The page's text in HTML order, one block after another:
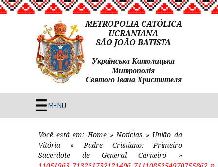
METROPOLIA CATÓLICA
UCRANIANA
SÃO JOÃO BATISTA
Українська Католицька
Митрополія
Святого Івана Христителя
MENU
Você está em: Home» Noticias » União da
Vitória » Padre Cristiano: Primeiro
Sacerdote de General Carneiro »